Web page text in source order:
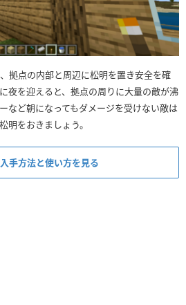
拠点の内部と周辺に松明を置き安全を確
夜を迎えると、拠点の周りに大量の敵が沸
など朝になってもダメージを受けない敵は
明をおきましょう。
手方法と使い方を見る